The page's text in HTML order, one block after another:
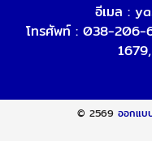
อีเมล :
โทรศัพท์ : 038-206-
1679,
© 2569ออกแบ